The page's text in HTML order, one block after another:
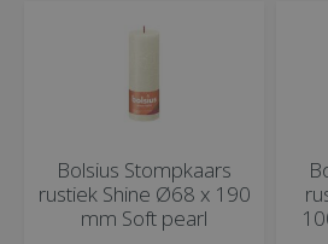
Bolsius Stompkaars
rustiek Shine Ø68 x 190
mm Soft pearl